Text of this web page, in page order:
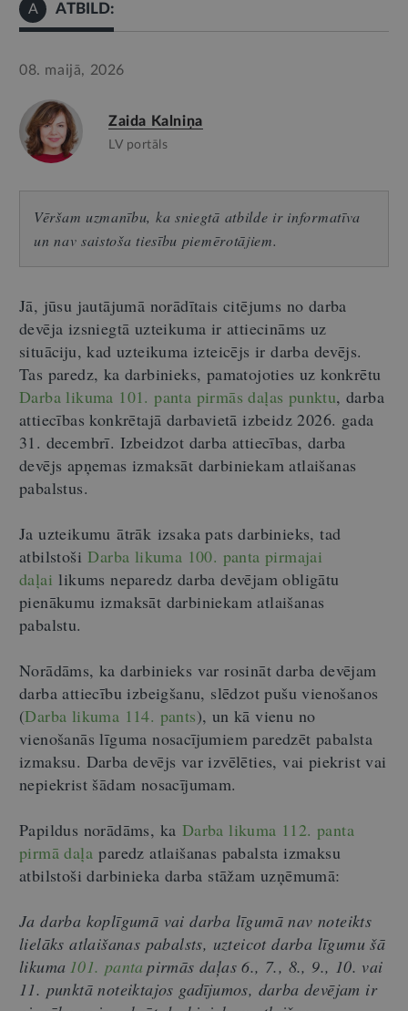
A ATBILD:
08. maijā, 2026
Zaida Kalniņa
LV portāls
Vēršam uzmanību, ka sniegtā atbilde ir informatīva
un nav saistoša tiesību piemērotājiem.
Jā, jūsu jautājumā norādītais citējums no darba
devēja izsniegtā uzteikuma ir attiecināms uz
situāciju, kad uzteikuma izteicējs ir darba devējs.
Tas paredz, ka darbinieks, pamatojoties uz konkrētu
Darba likuma 101. panta pirmās daļas punktu, darba
attiecības konkrētajā darbavietā izbeidz 2026. gada
31. decembrī. Izbeidzot darba attiecības, darba
devējs apņemas izmaksāt darbiniekam atlaišanas
pabalstus.
Ja uzteikumu ātrāk izsaka pats darbinieks, tad
atbilstošiDarba likuma 100. panta pirmajai
daļai likums neparedz darba devējam obligātu
pienākumu izmaksāt darbiniekam atlaišanas
pabalstu.
Norādāms, ka darbinieks var rosināt darba devējam
darba attiecību izbeigšanu, slēdzot pušu vienošanos
(Darba likuma 114. pants), un kā vienu no
vienošanās līguma nosacījumiem paredzēt pabalsta
izmaksu. Darba devējs var izvēlēties, vai piekrist vai
nepiekrist šādam nosacījumam.
Papildus norādāms, ka Darba likuma 112. panta
pirmā daļa paredz atlaišanas pabalsta izmaksu
atbilstoši darbinieka darba stāžam uzņēmumā:
Ja darba koplīgumā vai darba līgumā nav noteikts
lielāks atlaišanas pabalsts, uzteicot darba līgumu šā
likuma 101. panta pirmās daļas 6., 7., 8., 9., 10. vai
11. punktā noteiktajos gadījumos, darba devējam ir